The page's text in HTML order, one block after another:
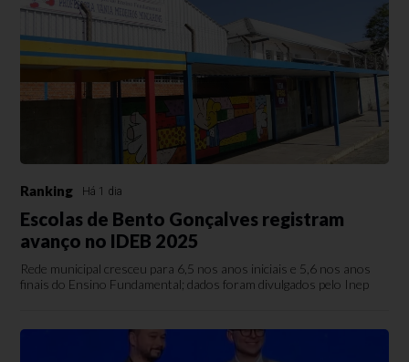
Ranking Há 1 dia
Escolas de Bento Gonçalves registram
avanço no IDEB 2025
Rede municipal cresceu para 6,5 nos anos iniciais e 5,6 nos anos
finais do Ensino Fundamental; dados foram divulgados pelo Inep